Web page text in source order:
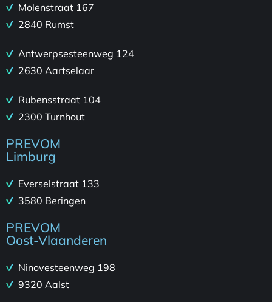
Molenstraat 167
2840 Rumst
Antwerpsesteenweg 124
2630 Aartselaar
Rubensstraat 104
2300 Turnhout
PREVOM
Limburg
Everselstraat 133
3580 Beringen
PREVOM
Oost-Vlaanderen
Ninovesteenweg 198
9320 Aalst